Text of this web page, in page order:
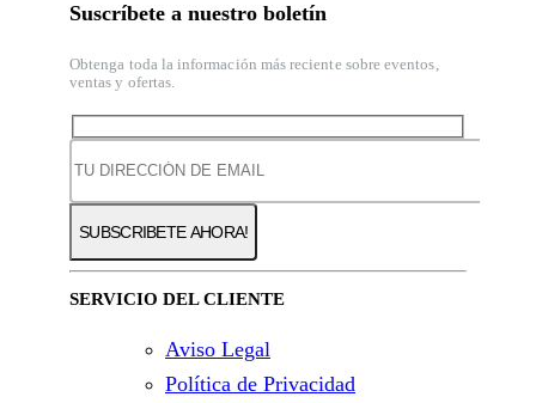
Suscríbete a nuestro boletín
Obtenga toda la información más reciente sobre eventos,
ventas y ofertas.
SERVICIO DEL CLIENTE
Aviso Legal
Política de Privacidad